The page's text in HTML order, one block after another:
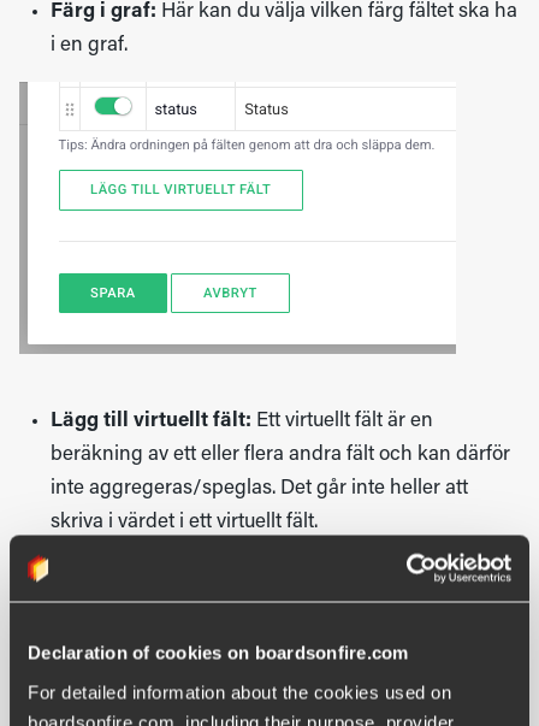
Declaration of cookies on boardsonfire.com
For detailed information about the cookies used on
boardsonfire.com, including their purpose, provider,
Färg i graf: Här kan du välja vilken färg fältet ska ha
i en graf.
Lägg till virtuellt fält: Ett virtuellt fält är en
beräkning av ett eller flera andra fält och kan därför
inte aggregeras/speglas. Det går inte heller att
skriva i värdet i ett virtuellt fält.